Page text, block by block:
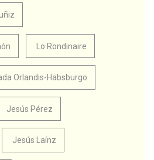
Lo Rondinaire
Orlandis-Habsburgo
Jesús Pérez
Jesús Laínz